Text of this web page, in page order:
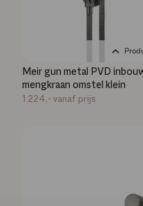
Meir gun metal PVD
mengkraan omstel klein
1.224,- vanaf prijs